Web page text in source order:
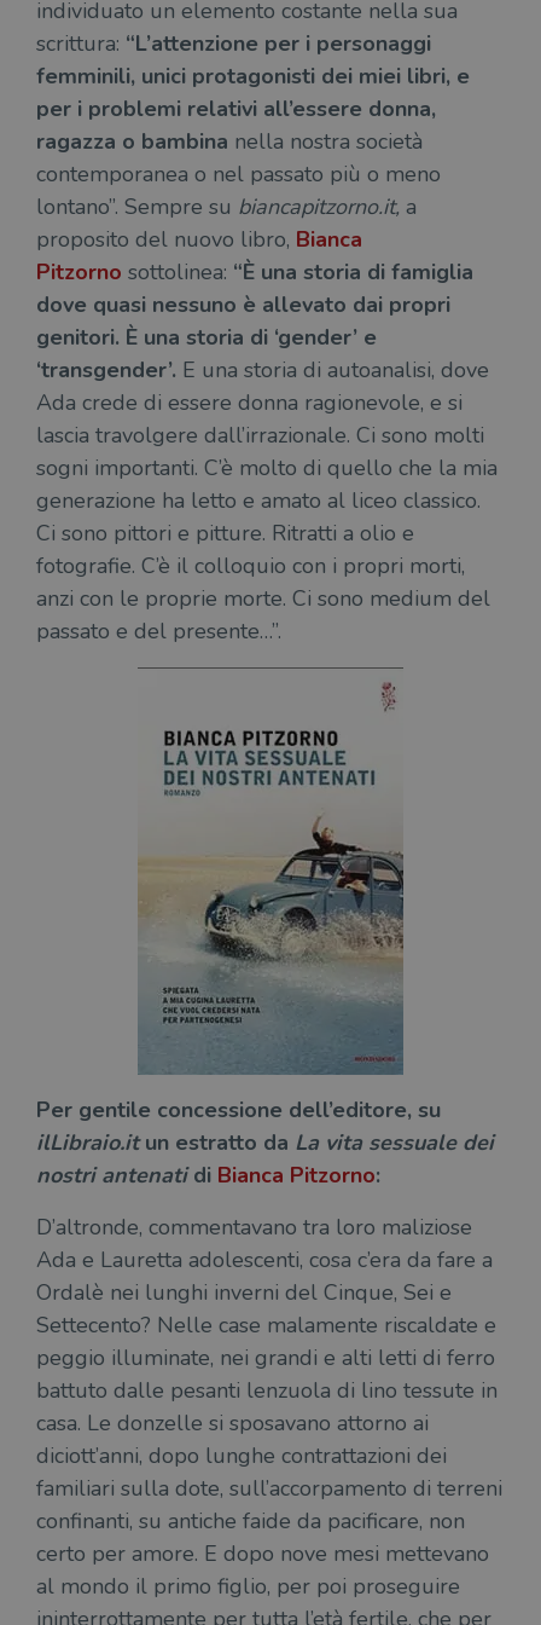
individuato un elemento costante nella sua
scrittura: “L’attenzione per i personaggi
femminili, unici protagonisti dei miei libri, e
per i problemi relativi all’essere donna,
ragazza o bambina nella nostra società
contemporanea o nel passato più o meno
lontano”. Sempre su biancapitzorno.it, a
proposito del nuovo libro, Bianca
Pitzorno sottolinea: “È una storia di famiglia
dove quasi nessuno è allevato dai propri
genitori. È una storia di ‘gender’ e
‘transgender’. E una storia di autoanalisi, dove
Ada crede di essere donna ragionevole, e si
lascia travolgere dall’irrazionale. Ci sono molti
sogni importanti. C’è molto di quello che la mia
generazione ha letto e amato al liceo classico.
Ci sono pittori e pitture. Ritratti a olio e
fotografie. C’è il colloquio con i propri morti,
anzi con le proprie morte. Ci sono medium del
passato e del presente…”.
Per gentile concessione dell’editore, su
ilLibraio.itun estratto da La vita sessuale dei
nostri antenatidi Bianca Pitzorno:
D’altronde, commentavano tra loro maliziose
Ada e Lauretta adolescenti, cosa c’era da fare a
Ordalè nei lunghi inverni del Cinque, Sei e
Settecento? Nelle case malamente riscaldate e
peggio illuminate, nei grandi e alti letti di ferro
battuto dalle pesanti lenzuola di lino tessute in
casa. Le donzelle si sposavano attorno ai
diciott’anni, dopo lunghe contrattazioni dei
familiari sulla dote, sull’accorpamento di terreni
confinanti, su antiche faide da pacificare, non
certo per amore. E dopo nove mesi mettevano
al mondo il primo figlio, per poi proseguire
ininterrottamente per tutta l’età fertile, che per